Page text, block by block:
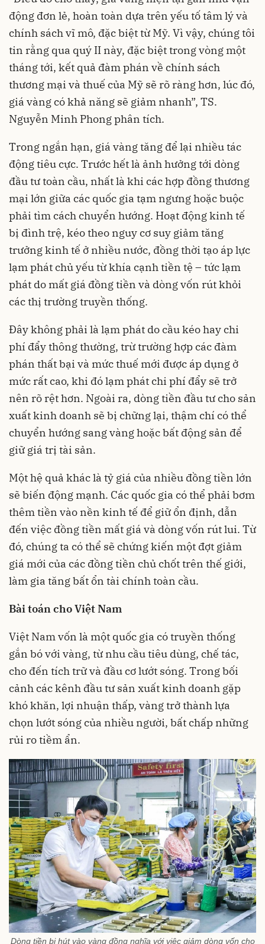
động đơn lẻ, hoàn toàn dựa trên yếu tố tâm lý và
chính sách vĩ mô, đặc biệt từ Mỹ. Vì vậy, chúng tôi
tin rằng qua quý II này, đặc biệt trong vòng một
tháng tới, kết quả đàm phán về chính sách
thương mại và thuế của Mỹ sẽ rõ ràng hơn, lúc đó,
giá vàng có khả năng sẽ giảm nhanh”, TS.
Nguyễn Minh Phong phân tích.
Trong ngắn hạn, giá vàng tăng để lại nhiều tác
động tiêu cực. Trước hết là ảnh hưởng tới dòng
đầu tư toàn cầu, nhất là khi các hợp đồng thương
mại lớn giữa các quốc gia tạm ngưng hoặc buộc
phải tìm cách chuyển hướng. Hoạt động kinh tế
bị đình trệ, kéo theo nguy cơ suy giảm tăng
trưởng kinh tế ở nhiều nước, đồng thời tạo áp lực
lạm phát chủ yếu từ khía cạnh tiền tệ – tức lạm
phát do mất giá đồng tiền và dòng vốn rút khỏi
các thị trường truyền thống.
Đây không phải là lạm phát do cầu kéo hay chi
phí đẩy thông thường, trừ trường hợp các đàm
phán thất bại và mức thuế mới được áp dụng ở
mức rất cao, khi đó lạm phát chi phí đẩy sẽ trở
nên rõ rệt hơn. Ngoài ra, dòng tiền đầu tư cho sản
xuất kinh doanh sẽ bị chững lại, thậm chí có thể
chuyển hướng sang vàng hoặc bất động sản để
giữ giá trị tài sản.
Một hệ quả khác là tỷ giá của nhiều đồng tiền lớn
sẽ biến động mạnh. Các quốc gia có thể phải bơm
thêm tiền vào nền kinh tế để giữ ổn định, dẫn
đến việc đồng tiền mất giá và dòng vốn rút lui. Từ
đó, chúng ta có thể sẽ chứng kiến một đợt giảm
giá mới của các đồng tiền chủ chốt trên thế giới,
làm gia tăng bất ổn tài chính toàn cầu.
Bài toán cho Việt Nam
Việt Nam vốn là một quốc gia có truyền thống
gắn bó với vàng, từ nhu cầu tiêu dùng, chế tác,
cho đến tích trữ và đầu cơ lướt sóng. Trong bối
cảnh các kênh đầu tư sản xuất kinh doanh gặp
khó khăn, lợi nhuận thấp, vàng trở thành lựa
chọn lướt sóng của nhiều người, bất chấp những
rủi ro tiềm ẩn.
Dòng tiền bị hút vào vàng đồng nghĩa với việc giảm dòng vốn cho